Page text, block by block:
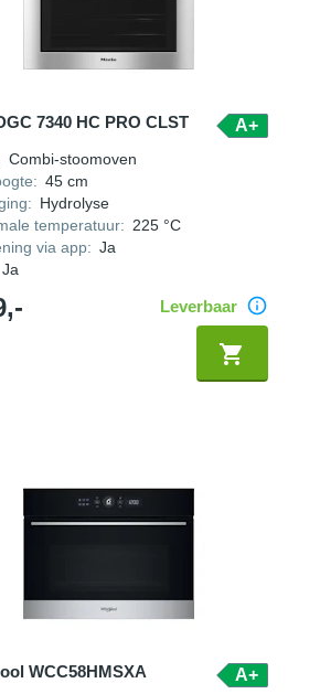
7340 HC PRO CLST A+
Combi-stoomoven
: 45 cm
: Hydrolyse
temperatuur: 225 °C
via app: Ja
Ja
Leverbaar
WCC58HMSXA A+